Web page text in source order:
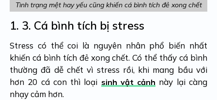
Tình trạng mệt hay yếu cũng khiến cá bình tích đẻ xong chết
1. 3. Cá bình tích bị stress
Stress có thể coi là nguyên nhân phổ biến nhất
khiến cá bình tích đẻ xong chết. Có thể thấy cá bình
thường đã dễ chết vì stress rồi, khi mang bầu với
hơn 20 cá con thì loại sinh vật cảnh này lại càng
nhạy cảm hơn.